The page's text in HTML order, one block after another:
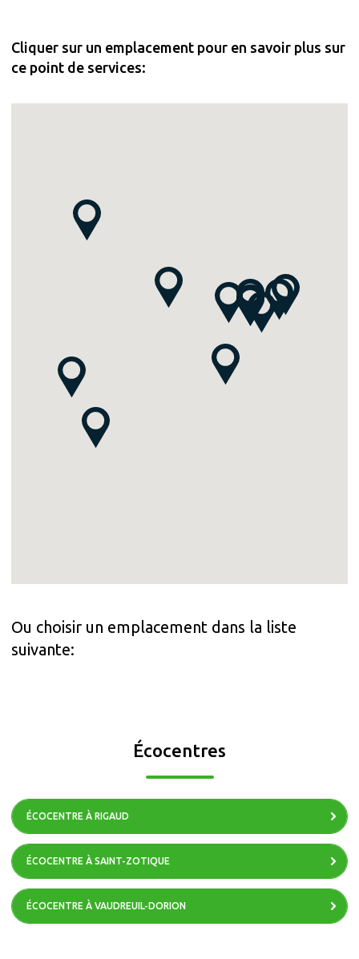
Cliquer sur un emplacement pour en savoir plus sur
ce point de services:
Ou choisir un emplacement dans la liste
suivante:
Écocentres
ÉCOCENTRE À RIGAUD
ÉCOCENTRE À SAINT-ZOTIQUE
ÉCOCENTRE À VAUDREUIL-DORION